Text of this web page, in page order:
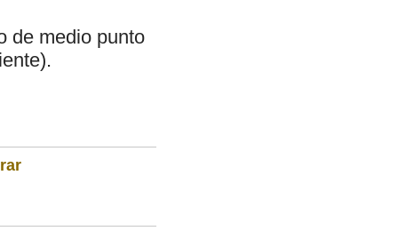
de medio punto